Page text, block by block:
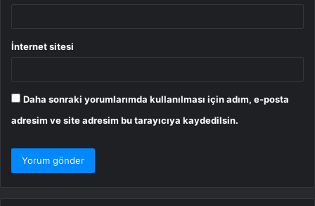
İnternet sitesi
Daha sonraki yorumlarımda kullanılması için adım, e-posta
adresim ve site adresim bu tarayıcıya kaydedilsin.